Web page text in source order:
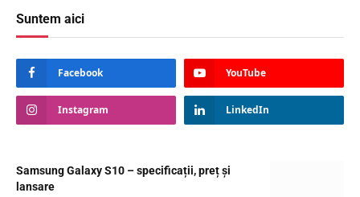
Suntem aici
Facebook YouTube
Instagram LinkedIn
Samsung Galaxy S10 – specificații, preț și
lansare